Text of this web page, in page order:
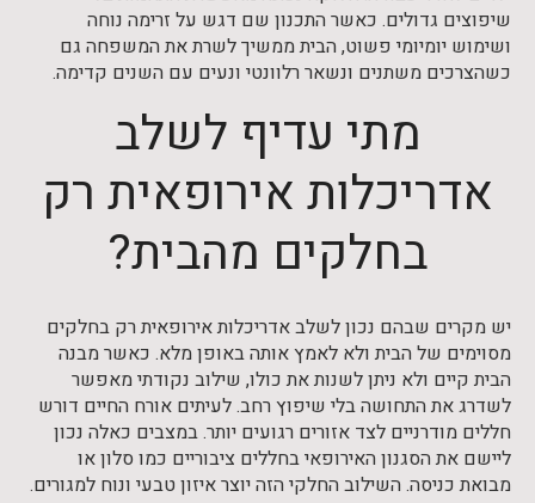
שיפוצים גדולים. כאשר התכנון שם דגש על זרימה נוחה
ושימוש יומיומי פשוט, הבית ממשיך לשרת את המשפחה גם
כשהצרכים משתנים ונשאר רלוונטי ונעים עם השנים קדימה.
מתי עדיף לשלב
אדריכלות אירופאית רק
בחלקים מהבית?
יש מקרים שבהם נכון לשלב אדריכלות אירופאית רק בחלקים
מסוימים של הבית ולא לאמץ אותה באופן מלא. כאשר מבנה
הבית קיים ולא ניתן לשנות את כולו, שילוב נקודתי מאפשר
לשדרג את התחושה בלי שיפוץ רחב. לעיתים אורח החיים דורש
חללים מודרניים לצד אזורים רגועים יותר. במצבים כאלה נכון
ליישם את הסגנון האירופאי בחללים ציבוריים כמו סלון או
מבואת כניסה. השילוב החלקי הזה יוצר איזון טבעי ונוח למגורים.